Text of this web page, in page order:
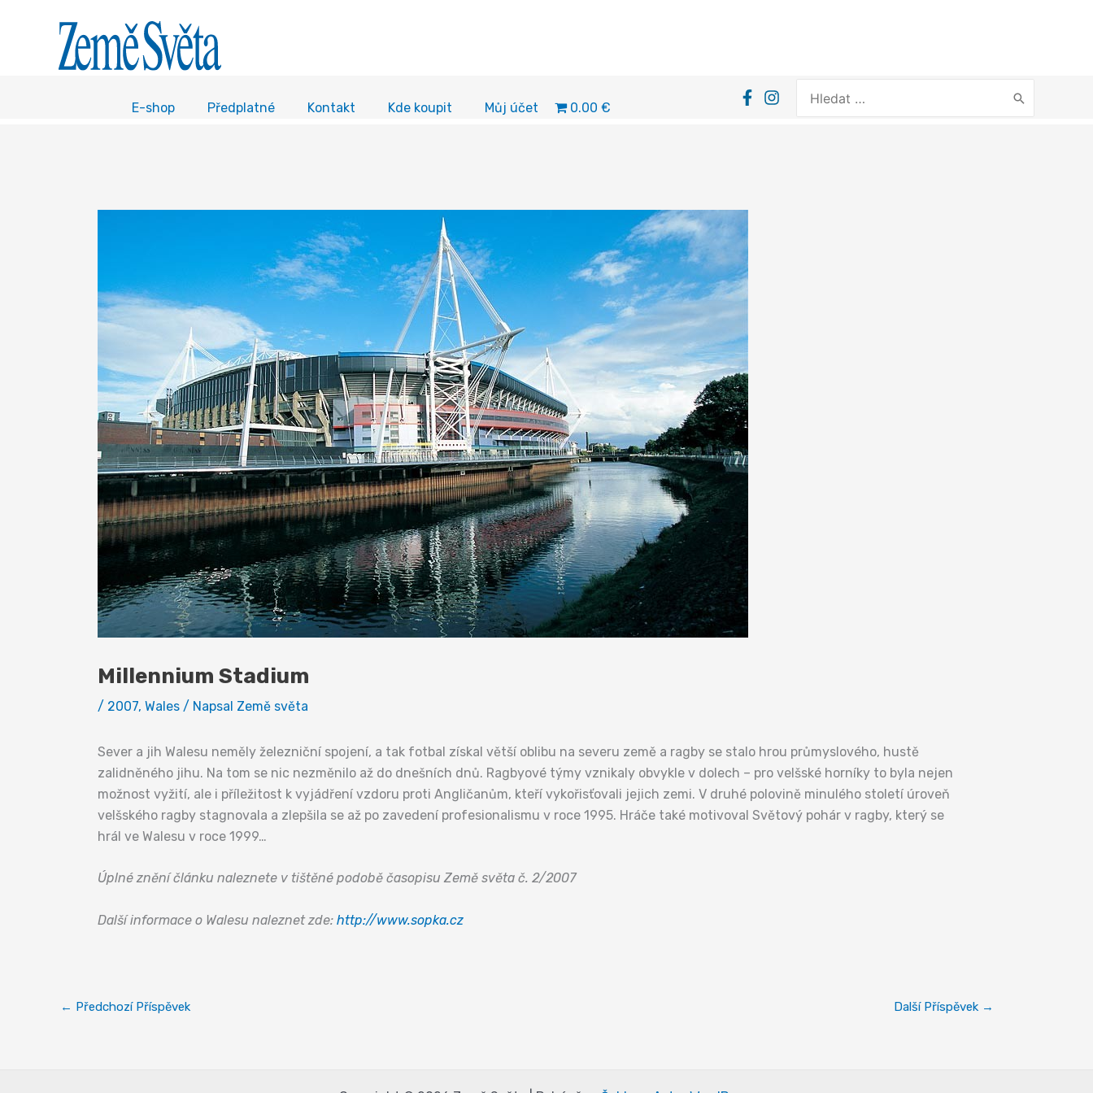
E-shop Předplatné Kontakt Kde koupit Můj účet 0.00 €
for:
Millennium Stadium
/ 2007, Wales / Napsal Země světa
Sever a jih Walesu neměly železniční spojení, a tak fotbal získal větší oblibu na severu země a ragby se stalo hrou průmyslového, hustě
zalidněného jihu. Na tom se nic nezměnilo až do dnešních dnů. Ragbyové týmy vznikaly obvykle v dolech – pro velšské horníky to byla nejen
možnost vyžití, ale i příležitost k vyjádření vzdoru proti Angličanům, kteří vykořisťovali jejich zemi. V druhé polovině minulého století úroveň
velšského ragby stagnovala a zlepšila se až po zavedení profesionalismu v roce 1995. Hráče také motivoval Světový pohár v ragby, který se
hrál ve Walesu v roce 1999…
Úplné znění článku naleznete v tištěné podobě časopisu Země světa č. 2/2007
Další informace o Walesu naleznet zde: http://www.sopka.cz
← Předchozí Příspěvek Další Příspěvek →